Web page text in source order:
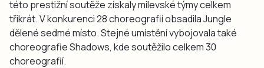
této prestižní soutěže získaly milevské týmy celkem
třikrát. V konkurenci 28 choreografií obsadila Jungle
dělené sedmé místo. Stejné umístění vybojovala také
choreografie Shadows, kde soutěžilo celkem 30
choreografií.